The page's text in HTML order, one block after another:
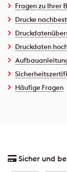
Fragen zu Ihrer
Drucke
Druckdaten
Häufige Fragen
Sicher und